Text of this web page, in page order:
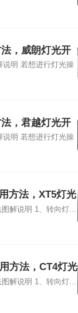
，威朗灯光开
说明 若想进行灯光操
，君越灯光开
说明 若想进行灯光操
方法，XT5灯光
解说明 1、转向灯...
方法，CT4灯光
解说明 1、转向灯...